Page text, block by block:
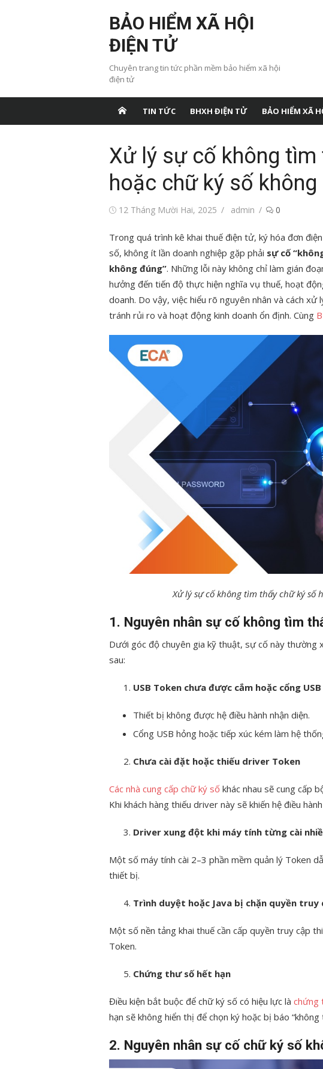
BẢO HIỂM XÃ HỘI
ĐIỆN TỬ
Chuyên trang tin tức phần mềm bảo hiểm xã hội
điện tử
TIN TỨC BHXH ĐIỆN TỬ BẢO HIỂM XÃ
Xử lý sự cố không tìm
hoặc chữ ký số không
Đăng12 Tháng Mười Hai, 2025
Tác
admin 0
Trong quá trình kê khai thuế điện tử, ký hóa đơn
số, không ít lần doanh nghiệp gặp phải sự cố
không đúng”. Những lỗi này không chỉ làm gián
hưởng đến tiến độ thực hiện nghĩa vụ thuế, hoạt
doanh. Do vậy, việc hiểu rõ nguyên nhân và cách
tránh rủi ro và hoạt động kinh doanh ổn định. Cùng
Xử lý sự cố không tìm thấy chữ ký số
1. Nguyên nhân sự cố không tìm
Dưới góc độ chuyên gia kỹ thuật, sự cố này thường
sau:
USB Token chưa được cắm hoặc cổng
Thiết bị không được hệ điều hành nhận diện.
Cổng USB hỏng hoặc tiếp xúc kém làm hệ
Chưa cài đặt hoặc thiếu driver Token
Các nhà cung cấp chữ ký số khác nhau sẽ cung cấp
Khi khách hàng thiếu driver này sẽ khiến hệ điều
Driver xung đột khi máy tính từng cài
Một số máy tính cài 2–3 phần mềm quản lý Token
thiết bị.
Trình duyệt hoặc Java bị chặn quyền
Một số nền tảng khai thuế cần cấp quyền truy cập
Token.
Chứng thư số hết hạn
Điều kiện bắt buộc để chữ ký số có hiệu lực là chứng
hạn sẽ không hiển thị để chọn ký hoặc bị báo “không
2. Nguyên nhân sự cố chữ ký số